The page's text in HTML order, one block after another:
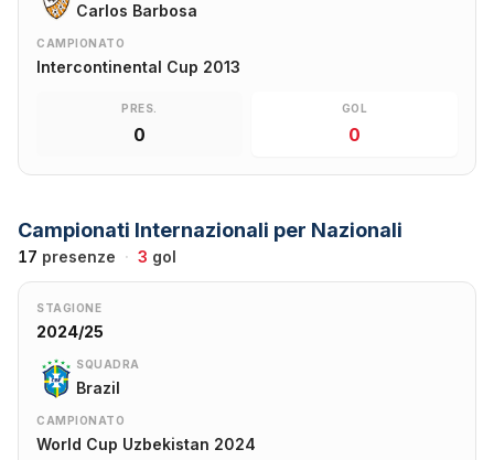
Carlos Barbosa
CAMPIONATO
Intercontinental Cup 2013
PRES.
0
GOL
0
Campionati Internazionali per Nazionali
17 presenze · 3 gol
STAGIONE
2024/25
SQUADRA
Brazil
CAMPIONATO
World Cup Uzbekistan 2024